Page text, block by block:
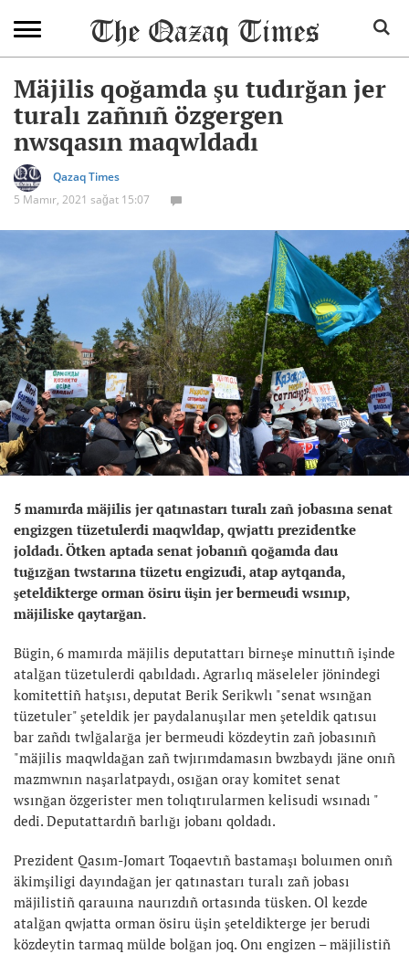
Mäjilis qoğamda şu tudırğan jer
turalı zañnıñ özgergen
nwsqasın maqwldadı
Qazaq Times
5 Mamır, 2021 sağat 15:07
5 mamırda mäjilis jer qatınastarı turalı zañ jobasına senat
engizgen tüzetulerdi maqwldap, qwjattı prezidentke
joldadı. Ötken aptada senat jobanıñ qoğamda dau
tuğızğan twstarına tüzetu engizudi, atap aytqanda,
şeteldikterge orman ösiru üşin jer bermeudi wsınıp,
mäjiliske qaytarğan.
Bügin, 6 mamırda mäjilis deputattarı birneşe minuttıñ işinde
atalğan tüzetulerdi qabıldadı. Agrarlıq mäseleler jönindegi
komitettiñ hatşısı, deputat Berik Serikwlı "senat wsınğan
tüzetuler" şeteldik jer paydalanuşılar men şeteldik qatısuı
bar zañdı twlğalarğa jer bermeudi közdeytin zañ jobasınıñ
"mäjilis maqwldağan zañ twjırımdamasın bwzbaydı jäne onıñ
mazmwnın naşarlatpaydı, osığan oray komitet senat
wsınğan özgerister men tolıqtırularmen kelisudi wsınadı "
dedi. Deputattardıñ barlığı jobanı qoldadı.
Prezident Qasım-Jomart Toqaevtıñ bastamaşı boluımen onıñ
äkimşiligi dayındağan jer qatınastarı turalı zañ jobası
mäjilistiñ qarauına naurızdıñ ortasında tüsken. Ol kezde
atalğan qwjatta orman ösiru üşin şeteldikterge jer berudi
közdeytin tarmaq mülde bolğan joq. Onı engizen – mäjilistiñ